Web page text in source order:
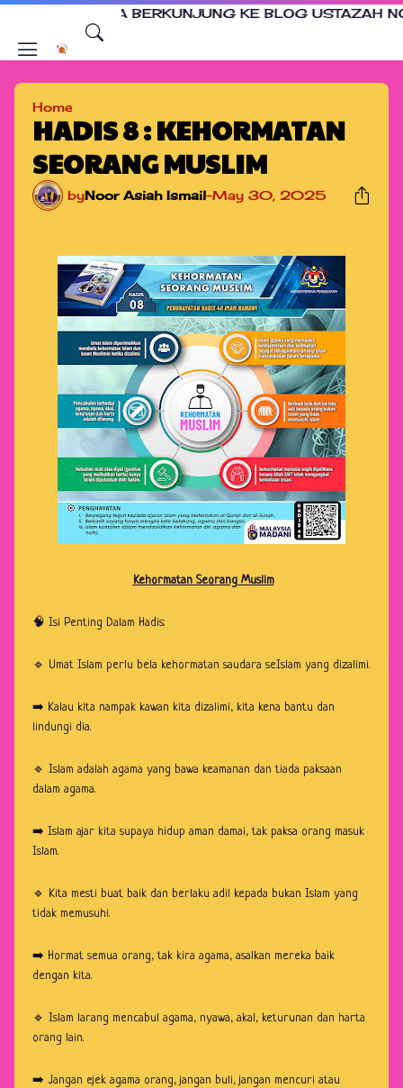
BERKUNJUNG KE BLOG USTAZAH NOOR
Home
HADIS 8 : KEHORMATAN
SEORANG MUSLIM
byNoor Asiah Ismail-May 30, 2025
Kehormatan Seorang Muslim
🧠 Isi Penting Dalam Hadis:
🔹 Umat Islam perlu bela kehormatan saudara seIslam yang dizalimi.
➡️ Kalau kita nampak kawan kita dizalimi, kita kena bantu dan
lindungi dia.
🔹 Islam adalah agama yang bawa keamanan dan tiada paksaan
dalam agama.
➡️ Islam ajar kita supaya hidup aman damai, tak paksa orang masuk
Islam.
🔹 Kita mesti buat baik dan berlaku adil kepada bukan Islam yang
tidak memusuhi.
➡️ Hormat semua orang, tak kira agama, asalkan mereka baik
dengan kita.
🔹 Islam larang mencabul agama, nyawa, akal, keturunan dan harta
orang lain.
➡️ Jangan ejek agama orang, jangan buli, jangan mencuri atau